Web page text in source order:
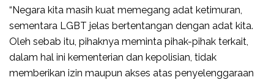
“Negara kita masih kuat memegang adat ketimuran,
sementara LGBT jelas bertentangan dengan adat kita.
Oleh sebab itu, pihaknya meminta pihak-pihak terkait,
dalam hal ini kementerian dan kepolisian, tidak
memberikan izin maupun akses atas penyelenggaraan